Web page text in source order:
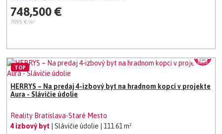
748,500 €
7095 €/m²
HERRYS – Na predaj 4-izbový byt na hradnom kopci v projekte
Aura - Slávičie údolie
Reality Bratislava-Staré Mesto
4 izbový byt | Slávičie údolie | 111.61 m²
TOP